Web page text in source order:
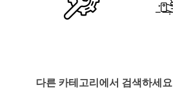
다른 카테고리에서 검색하세요